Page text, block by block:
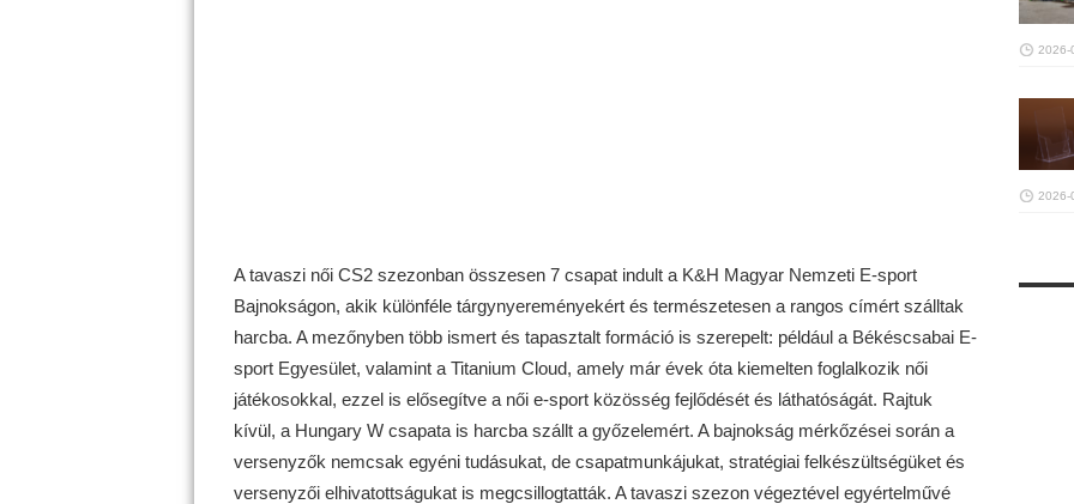
A tavaszi női CS2 szezonban összesen 7 csapat indult a K&H Magyar Nemzeti E-sport
Bajnokságon, akik különféle tárgynyereményekért és természetesen a rangos címért szálltak
harcba. A mezőnyben több ismert és tapasztalt formáció is szerepelt: például a Békéscsabai E-
sport Egyesület, valamint a Titanium Cloud, amely már évek óta kiemelten foglalkozik női
játékosokkal, ezzel is elősegítve a női e-sport közösség fejlődését és láthatóságát. Rajtuk
kívül, a Hungary W csapata is harcba szállt a győzelemért. A bajnokság mérkőzései során a
versenyzők nemcsak egyéni tudásukat, de csapatmunkájukat, stratégiai felkészültségüket és
versenyzői elhivatottságukat is megcsillogtatták. A tavaszi szezon végeztével egyértelművé
2026-
2026-